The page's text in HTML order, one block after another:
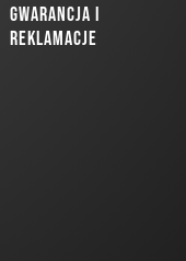
Gwarancja i
reklamacje